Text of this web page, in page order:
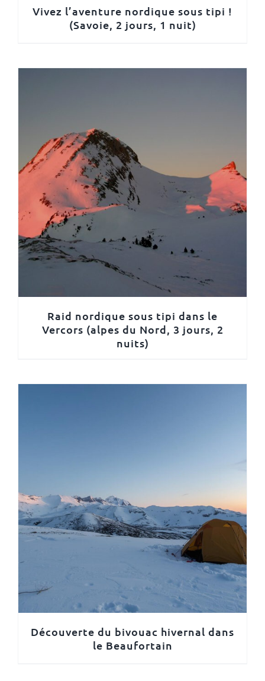
Vivez l’aventure nordique sous tipi !
(Savoie, 2 jours, 1 nuit)
Raid nordique sous tipi dans le
Vercors (alpes du Nord, 3 jours, 2
nuits)
Découverte du bivouac hivernal dans
le Beaufortain